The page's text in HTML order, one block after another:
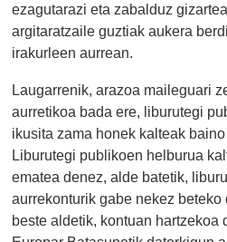
ezagutarazi eta zabalduz
argitaratzaile guztiak aukera
irakurleen aurrean.
Laugarrenik, arazoa maileguari
aurretikoa bada ere, liburutegi
ikusita zama honek kalteak
Liburutegi publikoen helburua
ematea denez, alde batetik,
aurrekonturik gabe nekez beteko
beste aldetik, kontuan hartzekoa